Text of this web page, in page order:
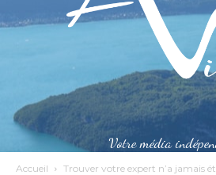
Votre média
Accueil
Trouver votre expert n’a jamais